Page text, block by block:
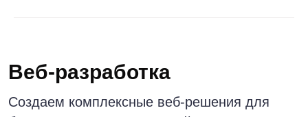
нагрузки и защищены от киберугроз,
хакерских атак и DDoS.